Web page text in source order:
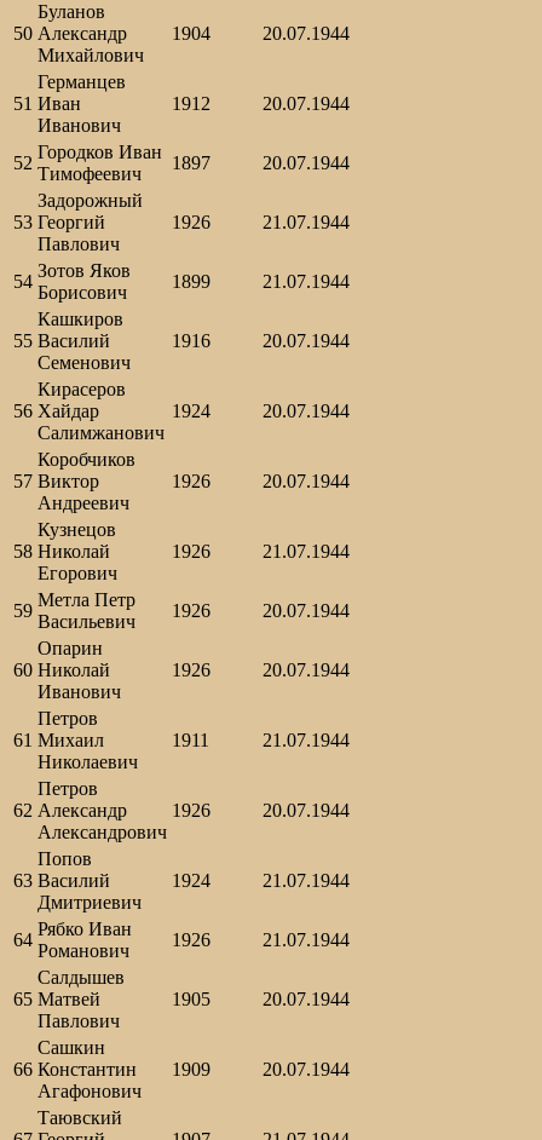
50
Буланов
Александр
Михайлович
1904 20.07.1944
51
Германцев
Иван
Иванович
1912 20.07.1944
52
Городков Иван
Тимофеевич
1897 20.07.1944
53
Задорожный
Георгий
Павлович
1926 21.07.1944
54
Зотов Яков
Борисович
1899 21.07.1944
55
Кашкиров
Василий
Семенович
1916 20.07.1944
56
Кирасеров
Хайдар
Салимжанович
1924 20.07.1944
57
Коробчиков
Виктор
Андреевич
1926 20.07.1944
58
Кузнецов
Николай
Егорович
1926 21.07.1944
59
Метла Петр
Васильевич
1926 20.07.1944
60
Опарин
Николай
Иванович
1926 20.07.1944
61
Петров
Михаил
Николаевич
1911 21.07.1944
62
Петров
Александр
Александрович
1926 20.07.1944
63
Попов
Василий
Дмитриевич
1924 21.07.1944
64
Рябко Иван
Романович
1926 21.07.1944
65
Салдышев
Матвей
Павлович
1905 20.07.1944
66
Сашкин
Константин
Агафонович
1909 20.07.1944
Таювский